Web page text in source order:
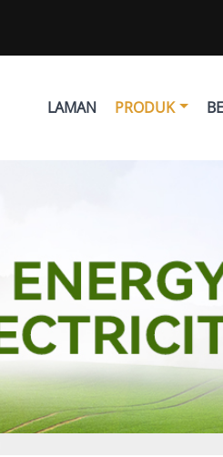
LAMAN PRODUK